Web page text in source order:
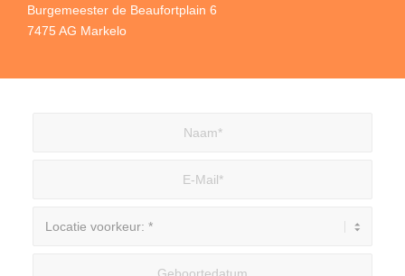
Burgemeester de Beaufortplain 6
7475 AG Markelo